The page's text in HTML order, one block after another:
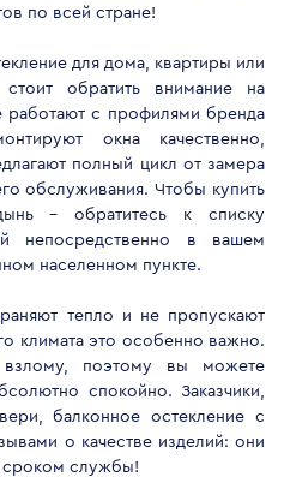
по всей стране!
для дома, квартиры или
обратить внимание на
с профилями бренда
окна качественно,
полный цикл от замера
обслуживания. Чтобы купить
- обратитесь к списку
непосредственно в вашем
населенном пункте.
тепло и не пропускают
климата это особенно важно.
поэтому вы можете
спокойно. Заказчики,
балконное остекление с
о качестве изделий: они
сроком службы!